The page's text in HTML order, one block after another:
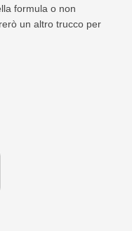
formula o non
un altro trucco per